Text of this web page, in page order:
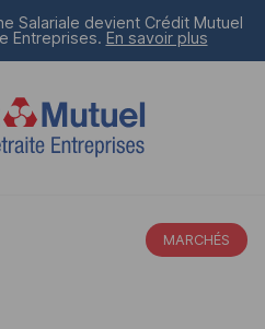
Salariale devient Crédit Mutuel
Entreprises. En savoir plus
MARCHÉS